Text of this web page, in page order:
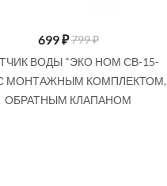
699₽799 ₽
ВОДЫ "ЭКО НОМ СВ-15-
МОНТАЖНЫМ КОМПЛЕКТОМ,
ОБРАТНЫМ КЛАПАНОМ